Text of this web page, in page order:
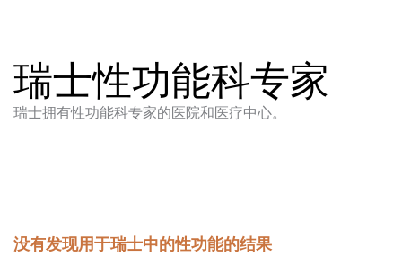
瑞士性功能科专家
瑞士拥有性功能科专家的医院和医疗中心。
没有发现用于瑞士中的性功能的结果